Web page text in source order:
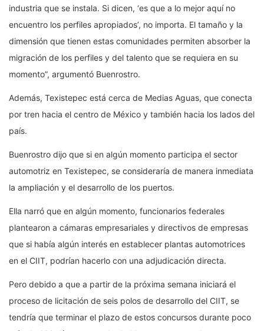
industria que se instala. Si dicen, ‘es que a lo mejor aquí no
encuentro los perfiles apropiados’, no importa. El tamaño y la
dimensión que tienen estas comunidades permiten absorber la
migración de los perfiles y del talento que se requiera en su
momento”, argumentó Buenrostro.
Además, Texistepec está cerca de Medias Aguas, que conecta
por tren hacia el centro de México y también hacia los lados del
país.
Buenrostro dijo que si en algún momento participa el sector
automotriz en Texistepec, se consideraría de manera inmediata
la ampliación y el desarrollo de los puertos.
Ella narró que en algún momento, funcionarios federales
plantearon a cámaras empresariales y directivos de empresas
que si había algún interés en establecer plantas automotrices
en el CIIT, podrían hacerlo con una adjudicación directa.
Pero debido a que a partir de la próxima semana iniciará el
proceso de licitación de seis polos de desarrollo del CIIT, se
tendría que terminar el plazo de estos concursos durante poco